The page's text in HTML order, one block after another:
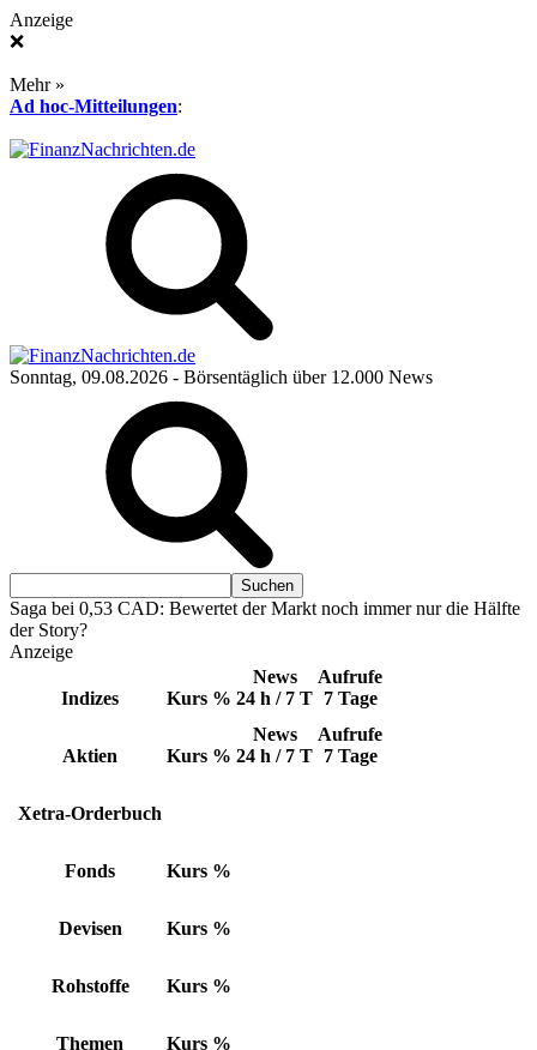
Anzeige
❌
Mehr »
Ad hoc-Mitteilungen:
Sonntag, 09.08.2026 - Börsentäglich über 12.000 News
Saga bei 0,53 CAD: Bewertet der Markt noch immer nur die Hälfte
der Story?
Anzeige
Indizes Kurs %
News
24 h / 7 T
Aufrufe
7 Tage
Aktien Kurs %
News
24 h / 7 T
Aufrufe
7 Tage
Xetra-Orderbuch
Fonds Kurs %
Devisen Kurs %
Rohstoffe Kurs %
Themen Kurs %